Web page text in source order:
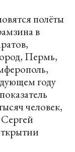
полёты
в
Пермь,
году
человек,